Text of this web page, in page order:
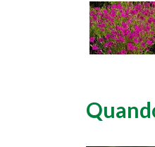
devono
abbastanza...